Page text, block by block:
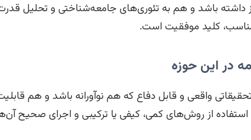
باشد و هم به تئوری‌های جامعه‌شناختی و تحلیل
کلید موفقیت است.
در این حوزه
واقعی و قابل دفاع که هم نوآورانه باشد و هم
از روش‌های کمی، کیفی یا ترکیبی و اجرای صحیح